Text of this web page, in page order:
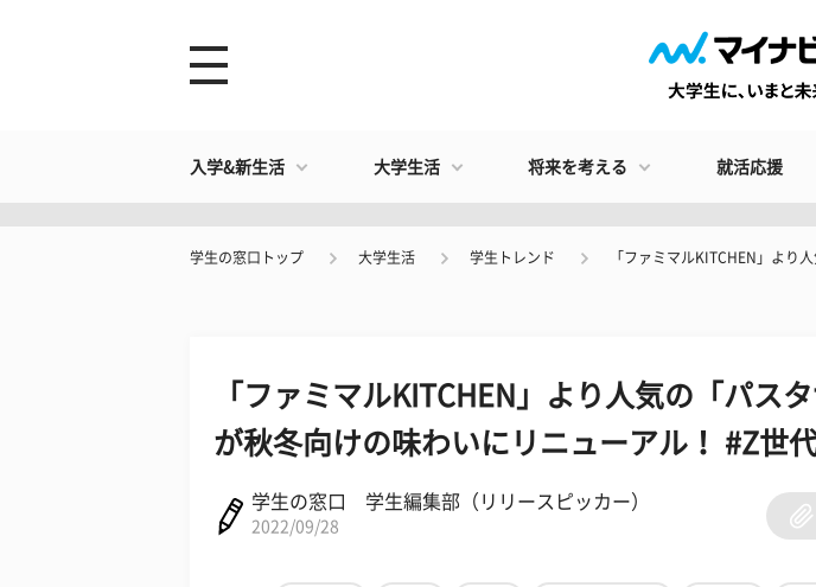
入学&新生活 大学生活 将来を考える 就活応援
学生の窓口トップ 大学生活 学生トレンド 「ファミマルKITCHEN」より
「ファミマルKITCHEN」より人気の「パスタ
が秋冬向けの味わいにリニューアル！ #Z世
学生の窓口 学生編集部（リリースピッカー）
2022/09/28